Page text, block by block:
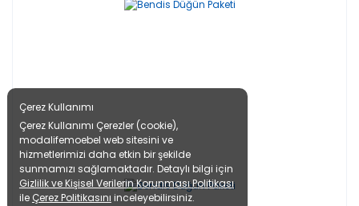
Çerez Kullanımı
Çerez Kullanımı Çerezler (cookie),
modalifemoebel web sitesini ve
hizmetlerimizi daha etkin bir şekilde
sunmamızı sağlamaktadır. Detaylı bilgi için
Gizlilik ve Kişisel Verilerin Korunması Politikası
ile Çerez Politikasını inceleyebilirsiniz.